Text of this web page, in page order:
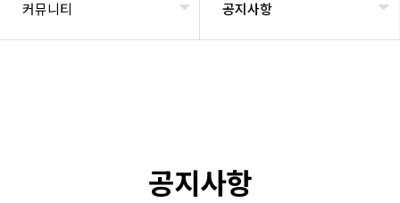
커뮤니티 공지사항
공지사항